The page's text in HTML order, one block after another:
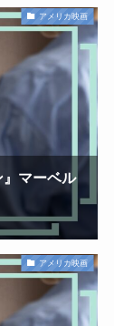
アメリカ映画
マーベル
アメリカ映画